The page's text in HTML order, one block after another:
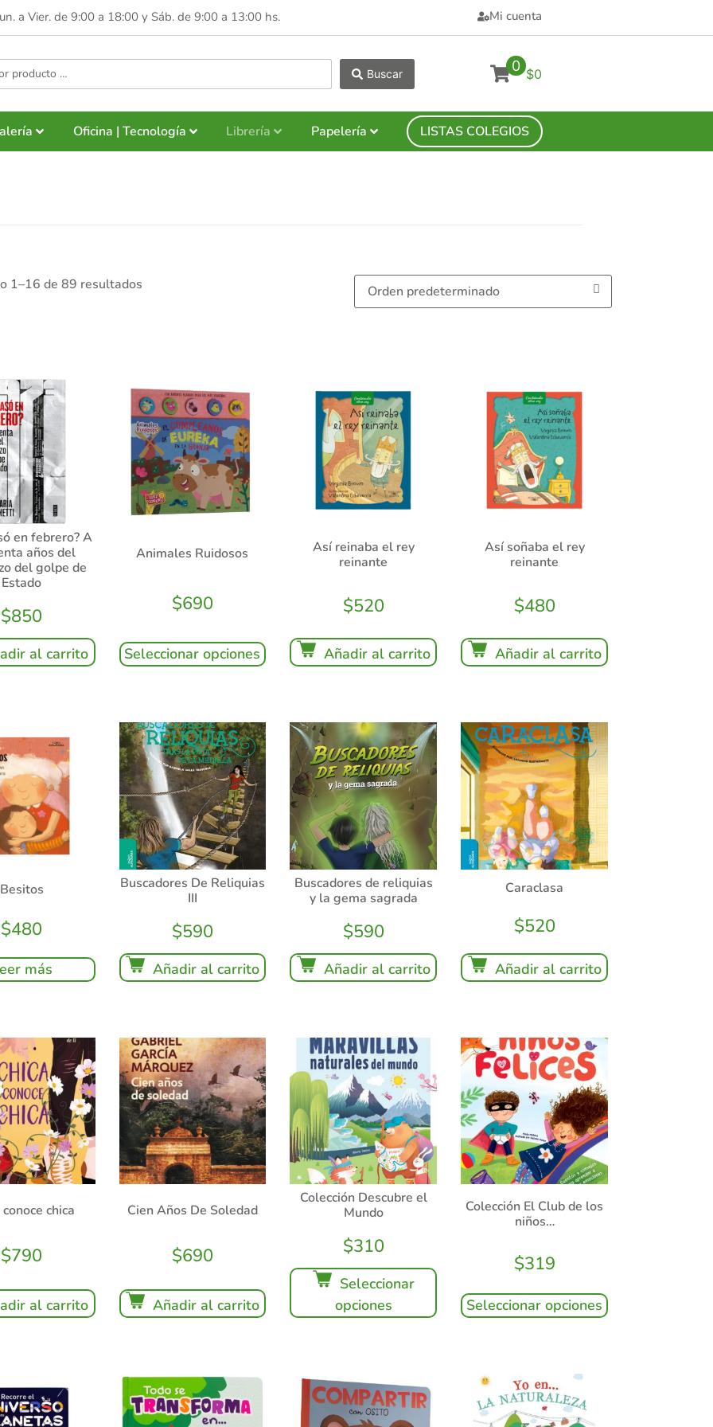
a Vier. de 9:00 a 18:00 y Sáb. de 9:00 a 13:00 hs. Mi cuenta
Buscar 0 $0
Oficina | Tecnología Librería Papelería LISTAS COLEGIOS
1–16 de 89 resultados
en febrero? A
años del
del golpe de
Estado
$850
al carrito
Animales Ruidosos
$690
Seleccionar opciones
Así reinaba el rey
reinante
$520
Añadir al carrito
Así soñaba el rey
reinante
$480
Añadir al carrito
Besitos
$480
más
Buscadores De Reliquias
III
$590
Añadir al carrito
Buscadores de reliquias
y la gema sagrada
$590
Añadir al carrito
Caraclasa
$520
Añadir al carrito
chica
$790
al carrito
Cien Años De Soledad
$690
Añadir al carrito
Colección Descubre el
Mundo
$310
Seleccionar
opciones
Colección El Club de los
niños…
$319
Seleccionar opciones